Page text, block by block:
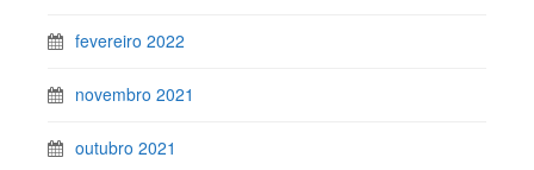
fevereiro 2022
novembro 2021
outubro 2021